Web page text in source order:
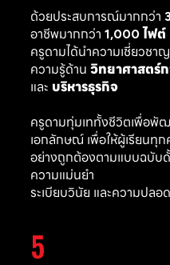
ด้วยประสบการณ์มากกว่า
อาชีพมากกว่า 1,000 ไฟต์
ครูดามได้นำความเชี่ยวชา
ความรู้ด้าน วิทยาศาสตร์
และ บริหารธุรกิจ
ครูดามทุ่มเททั้งชีวิตเพื่อพั
เอกลักษณ์ เพื่อให้ผู้เรียนทุก
อย่างถูกต้องตามแบบฉบับ
ความแม่นยำ
ระเบียบวินัย และความปล
5